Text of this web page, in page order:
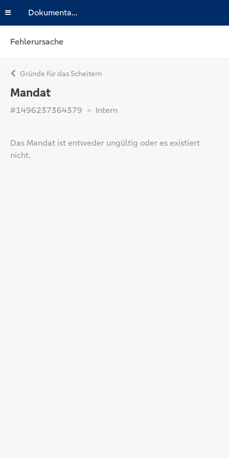
Dokumentation
Fehlerursache
Gründe für das Scheitern
Mandat
#1496237364379 Intern
Das Mandat ist entweder ungültig oder es existiert
nicht.